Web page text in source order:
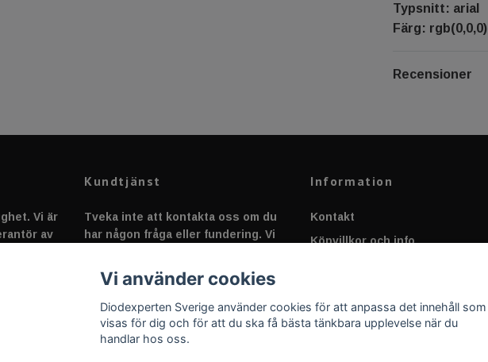
Typsnitt: arial
Färg: rgb(0,0,0)
Recensioner
Vi är
av
Kundtjänst
Tveka inte att kontakta oss om du
har någon fråga eller fundering. Vi
Information
Kontakt
Köpvillkor och info
Applicering av Dekal
Vi använder cookies
Diodexperten Sverige använder cookies för att anpassa det innehåll som
visas för dig och för att du ska få bästa tänkbara upplevelse när du
handlar hos oss.